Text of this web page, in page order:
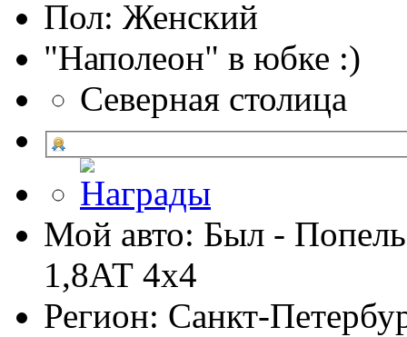
Пол:
"Наполеон" в юбке :)
Северная столица
Мой авто: Был -
1,8АТ 4х4
Регион: Санкт-